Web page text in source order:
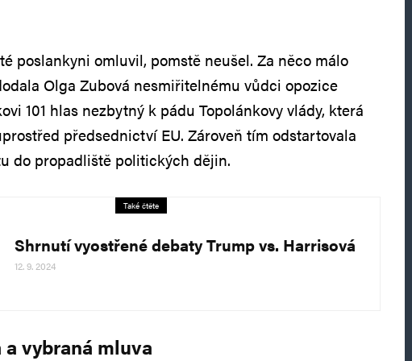
poslankyni omluvil, pomstě neušel. Za něco málo
Olga Zubová nesmiřitelnému vůdci opozice
101 hlas nezbytný k pádu Topolánkovy vlády, která
předsednictví EU. Zároveň tím odstartovala
do propadliště politických dějin.
Také čtěte
Shrnutí vyostřené debaty Trump vs. Harrisová
12. 9. 2024
a vybraná mluva